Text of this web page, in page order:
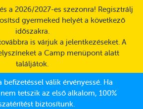
a 2026/2027-es szezonra! Regisztrálj
gyermeked helyét a következő
időszakra.
is várjuk a jelentkezéseket. A
a Camp menüpont alatt
találjátok.
befizetéssel válik érvényessé. Ha
tetszik az első alkalom, 100%
biztosítunk.